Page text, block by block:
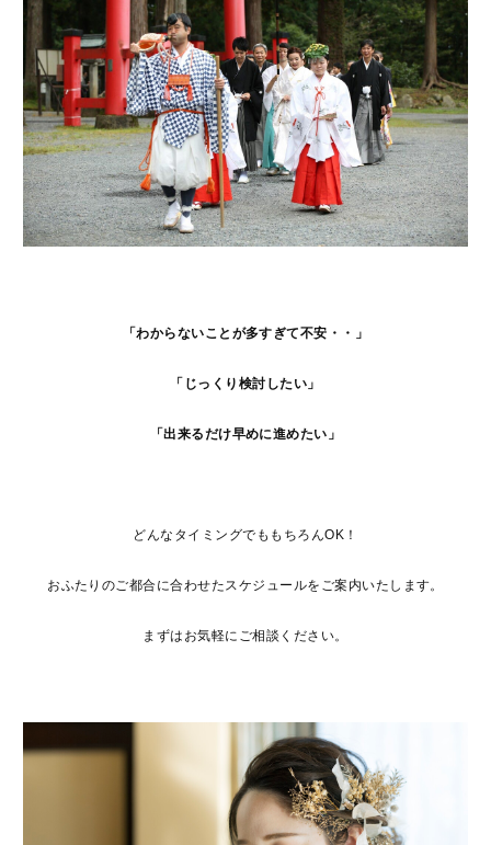
「わからないことが多すぎて不安・・」
「じっくり検討したい」
「出来るだけ早めに進めたい」
どんなタイミングでももちろんOK！
おふたりのご都合に合わせたスケジュールをご案内いたします。
まずはお気軽にご相談ください。